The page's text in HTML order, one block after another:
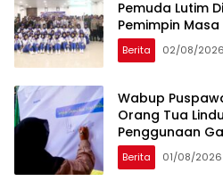
Pemuda Lutim
Pemimpin
Berita 02/08/2026
Wabup
Orang Tua
Penggunaan
Berita 01/08/2026